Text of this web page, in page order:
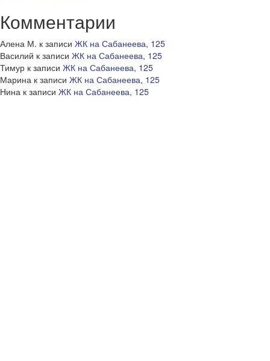
Комментарии
Алена М. к записи ЖК на Сабанеева, 125
Василий к записи ЖК на Сабанеева, 125
Тимур к записи ЖК на Сабанеева, 125
Марина к записи ЖК на Сабанеева, 125
Нина к записи ЖК на Сабанеева, 125